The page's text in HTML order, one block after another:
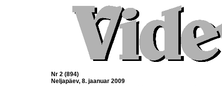
Nr 2 (894)
Neljapäev, 8. jaanuar 2009